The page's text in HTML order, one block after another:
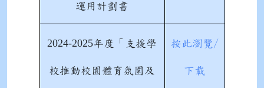
運用計劃書
2024-2025年度 「支援學
校推動校園體育氛圍及
按此瀏覽/
下載